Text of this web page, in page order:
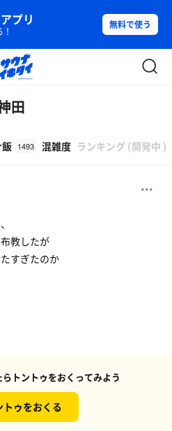
プリ 無料で使う
田
1493 混雑度 ランキング (開発中 )
教したが
すぎたのか
トントゥをおくってみよう
トゥをおくる